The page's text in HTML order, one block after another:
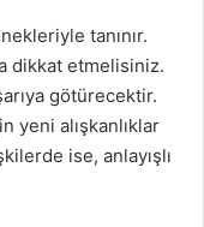
tanınır.
dikkat etmelisiniz.
götürecektir.
yeni alışkanlıklar
ise, anlayışlı